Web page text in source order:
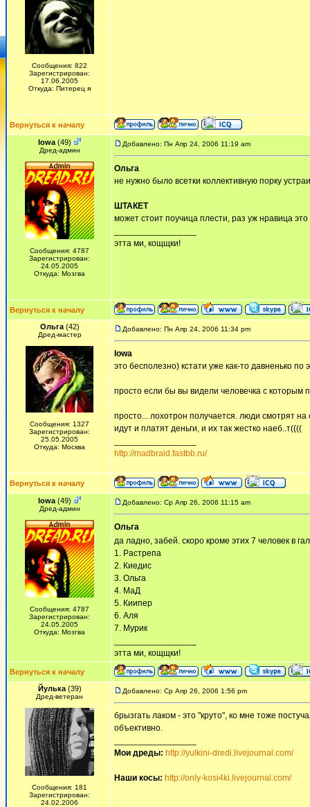
Сообщения: 822
Зарегистрирован:
17.06.2005
Откуда: Питерец я
Вернуться к началу
Iowa (49)
Дред-админ
Сообщения: 4787
Зарегистрирован:
24.05.2005
Откуда: Мозгва
Добавлено: Пн Апр 24, 2006 11:19 am
Ольга
не нужно было всетки коллективную порку
ШТАКЕТ
может стоит поучица плести, раз уж нравица
этта ми, кощщки!
Вернуться к началу
Ольга(42)
Дред-мастер
Сообщения: 1327
Зарегистрирован:
25.05.2005
Откуда: Москва
Добавлено: Пн Апр 24, 2006 11:34 pm
Iowa
это бесполезно) кстати уже как-то давненько
просто если бы вы видели человечка с
просто... лохотрон получается. люди смотрят
идут и платят деньги, и их так жестко наеб..т((((
http://madbraid.fastbb.ru/
Вернуться к началу
Iowa (49)
Дред-админ
Сообщения: 4787
Зарегистрирован:
24.05.2005
Откуда: Мозгва
Добавлено: Ср Апр 26, 2006 11:15 am
Ольга
да ладно, забей. скоро кроме этих 7 человек в
1. Растрепа
2. Киедис
3. Ольга
4. МаД
5. Киипер
6. Аля
7. Мурик
этта ми, кощщки!
Вернуться к началу
Йулька(39)
Дред-ветеран
Сообщения: 181
Зарегистрирован:
24.02.2006
Добавлено: Ср Апр 26, 2006 1:56 pm
брызгать лаком - это "круто", ко мне тоже
объективно.
Мои дреды: http://yulkini-dredi.livejournal.com/
Наши косы: http://only-kosi4ki.livejournal.com/